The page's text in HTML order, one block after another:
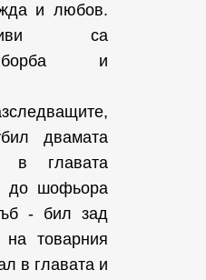
и любов.
са
борба и
двамата
в главата
до шофьора
- бил зад
товарния
в главата и